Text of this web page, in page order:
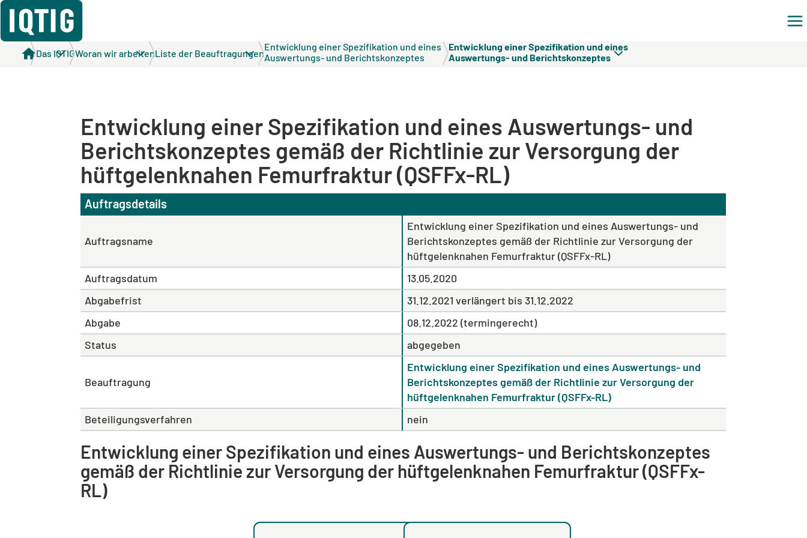
Das IQTIGWoran wir arbeitenListe der Beauftragungen
Entwicklung einer Spezifikation und eines
Auswertungs- und Berichtskonzeptes
Entwicklung einer Spezifikation und eines
Auswertungs- und Berichtskonzeptes
Entwicklung einer Spezifikation und eines Auswertungs- und
Berichtskonzeptes gemäß der Richtlinie zur Versorgung der
hüftgelenknahen Femurfraktur (QSFFx-RL)
Auftragsdetails
Auftragsname
Entwicklung einer Spezifikation und eines Auswertungs- und
Berichtskonzeptes gemäß der Richtlinie zur Versorgung der
hüftgelenknahen Femurfraktur (QSFFx-RL)
Auftragsdatum
13.05.2020
Abgabefrist
31.12.2021 verlängert bis 31.12.2022
Abgabe
08.12.2022 (termingerecht)
Status
abgegeben
Beauftragung
Entwicklung einer Spezifikation und eines Auswertungs- und
Berichtskonzeptes gemäß der Richtlinie zur Versorgung der
hüftgelenknahen Femurfraktur (QSFFx-RL)
Beteiligungsverfahren
nein
Entwicklung einer Spezifikation und eines Auswertungs- und Berichtskonzeptes
gemäß der Richtlinie zur Versorgung der hüftgelenknahen Femurfraktur (QSFFx-
RL)